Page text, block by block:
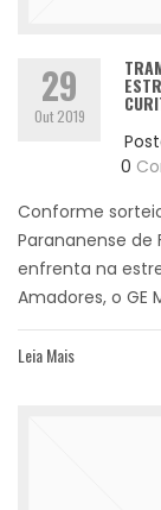
29
Out 2019
0
Conforme
Parananense de
enfrenta na
Amadores, o GE
Leia Mais